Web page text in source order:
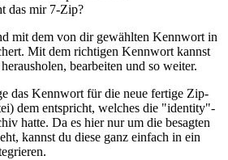
das mir 7-Zip?
mit dem von dir gewählten Kennwort in
Mit dem richtigen Kennwort kannst
bearbeiten und so weiter.
das Kennwort für die neue fertige Zip-
dem entspricht, welches die "identity"-
hatte. Da es hier nur um die besagten
kannst du diese ganz einfach in ein